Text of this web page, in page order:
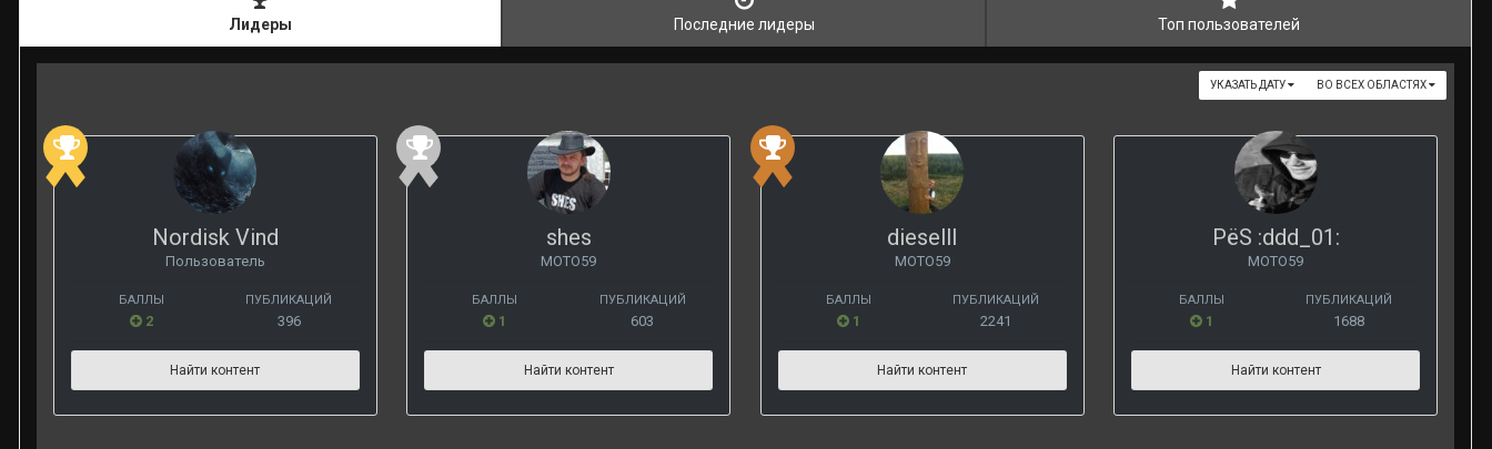
Лидеры Последние лидеры Топ пользователей
ВО ВСЕХ ОБЛАСТЯХ
УКАЗАТЬ ДАТУ
Nordisk Vind
Пользователь
БАЛЛЫ
2
ПУБЛИКАЦИЙ
396
Найти контент
shes
МОТО59
БАЛЛЫ
1
ПУБЛИКАЦИЙ
603
Найти контент
dieselll
МОТО59
БАЛЛЫ
1
ПУБЛИКАЦИЙ
2241
Найти контент
PёS :ddd_01:
МОТО59
БАЛЛЫ
1
ПУБЛИКАЦИЙ
1688
Найти контент